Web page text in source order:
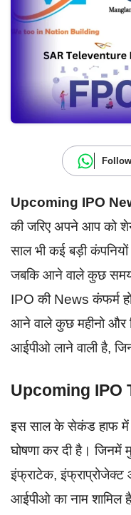
Upcoming IPO
की जरिए अपने आप को
साल भी कई बड़ी
जबकि आने वाले कुछ
IPO की News कंफर्म
आने वाले कुछ महीनो और
आईपीओ लाने वाली है,
Upcoming IPO
इस साल के सेकंड हाफ में
घोषणा कर दी है।
इंफ्राटेक,
आईपीओ का नाम शामिल